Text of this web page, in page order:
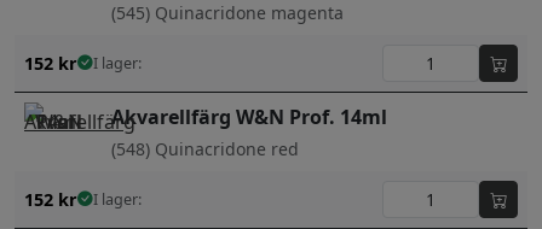
(545) Quinacridone magenta
152 kr I lager:
Akvarellfärg W&N Prof. 14ml
(548) Quinacridone red
152 kr I lager: